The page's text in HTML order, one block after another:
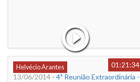
Helvécio Arantes
01:21:34
13/06/2014 - 4ª Reunião Extraordinária -